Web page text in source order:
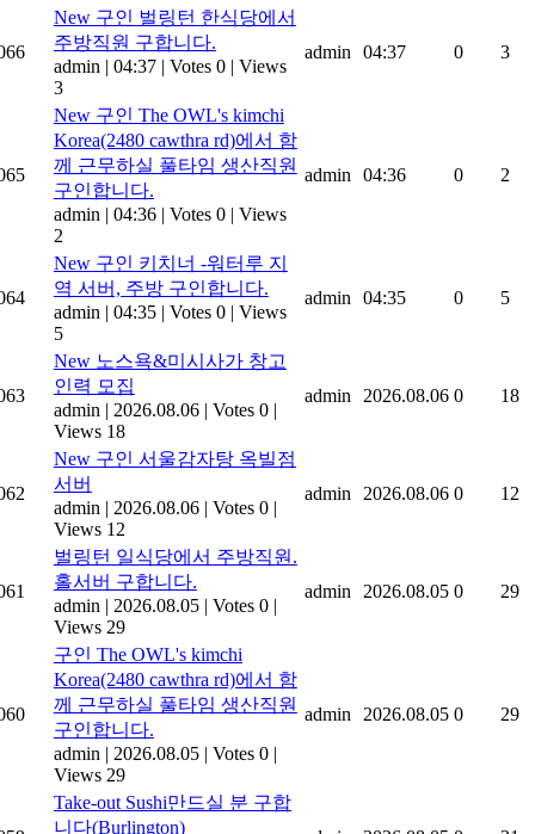
New구인 벌링턴 한식당에서
주방직원 구합니다.
admin | 04:37 | Votes 0 | Views
3
admin 04:37 0 3
New구인 The OWL's kimchi
Korea(2480 cawthra rd)에서 함
께 근무하실 풀타임 생산직원
구인합니다.
admin | 04:36 | Votes 0 | Views
2
admin 04:36 0 2
New구인 키치너 -워터루 지
역 서버, 주방 구인합니다.
admin | 04:35 | Votes 0 | Views
5
admin 04:35 0 5
New노스욕&미시사가 창고
인력 모집
admin | 2026.08.06 | Votes 0 |
Views 18
admin 2026.08.06 0 18
New구인 서울감자탕 옥빌점
서버
admin | 2026.08.06 | Votes 0 |
Views 12
admin 2026.08.06 0 12
벌링턴 일식당에서 주방직원.
홀서버 구합니다.
admin | 2026.08.05 | Votes 0 |
Views 29
admin 2026.08.05 0 29
구인 The OWL's kimchi
Korea(2480 cawthra rd)에서 함
께 근무하실 풀타임 생산직원
구인합니다.
admin | 2026.08.05 | Votes 0 |
Views 29
admin 2026.08.05 0 29
Take-out Sushi만드실 분 구합
니다(Burlington)